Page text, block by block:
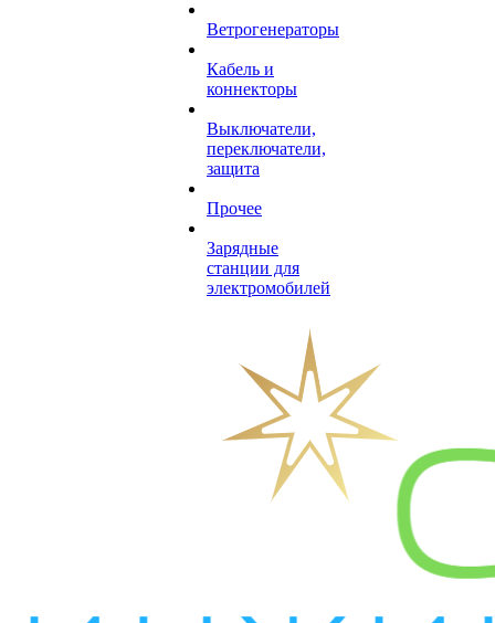
Ветрогенераторы
Кабель и
коннекторы
Выключатели,
переключатели,
защита
Прочее
Зарядные
станции для
электромобилей